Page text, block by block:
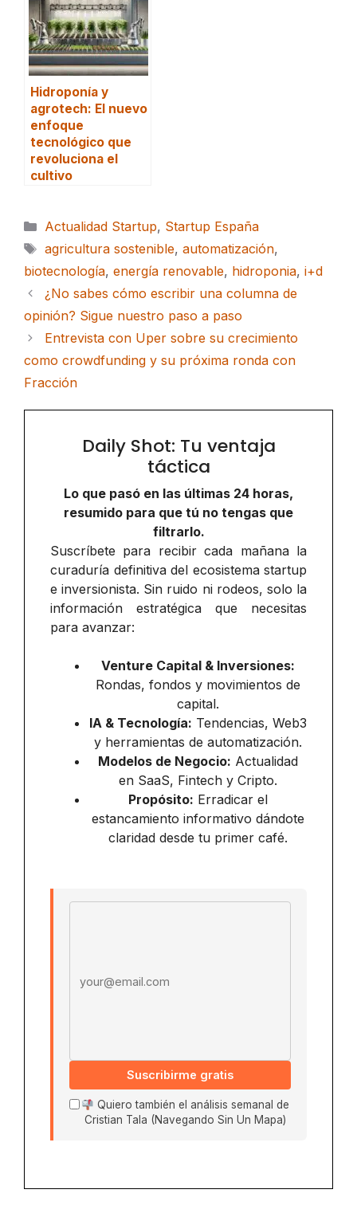
Hidroponía y
agrotech: El nuevo
enfoque
tecnológico que
revoluciona el
cultivo
Categorías
Actualidad Startup, Startup España
Etiquetas
agricultura sostenible, automatización,
biotecnología, energía renovable, hidroponia, i+d
¿No sabes cómo escribir una columna de
opinión? Sigue nuestro paso a paso
Entrevista con Uper sobre su crecimiento
como crowdfunding y su próxima ronda con
Fracción
Daily Shot: Tu ventaja
táctica
Lo que pasó en las últimas 24 horas,
resumido para que tú no tengas que
filtrarlo.
Suscríbete para recibir cada mañana la
curaduría definitiva del ecosistema startup
e inversionista. Sin ruido ni rodeos, solo la
información estratégica que necesitas
para avanzar:
Venture Capital & Inversiones:
Rondas, fondos y movimientos de
capital.
IA & Tecnología: Tendencias, Web3
y herramientas de automatización.
Modelos de Negocio: Actualidad
en SaaS, Fintech y Cripto.
Propósito: Erradicar el
estancamiento informativo dándote
claridad desde tu primer café.
Suscribirme gratis
Quiero también el análisis semanal de
Cristian Tala (Navegando Sin Un Mapa)